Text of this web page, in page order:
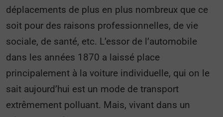
déplacements de plus en plus nombreux que ce
soit pour des raisons professionnelles, de vie
sociale, de santé, etc. L’essor de l’automobile
dans les années 1870 a laissé place
principalement à la voiture individuelle, qui on le
sait aujourd’hui est un mode de transport
extrêmement polluant. Mais, vivant dans un